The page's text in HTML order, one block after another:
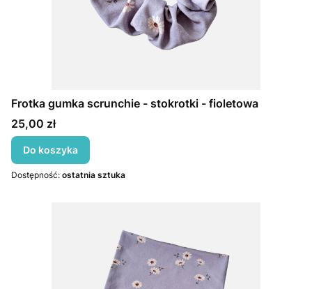
Frotka gumka scrunchie - stokrotki - fioletowa
Cena
25,00 zł
Do koszyka
Dostępność: ostatnia sztuka